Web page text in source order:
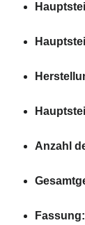
Anzahl
Fassung: